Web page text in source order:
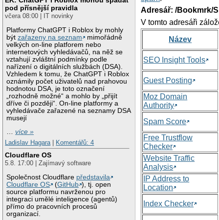
pod přísnější pravidla
včera 08:00 | IT novinky
Platformy ChatGPT i Roblox by mohly
býtzařazeny na seznam
mimořádně
velkých on-line platforem nebo
internetových vyhledávačů, na něž se
vztahují zvláštní podmínky podle
nařízení o digitálních službách (DSA).
Vzhledem k tomu, že ChatGPT i Roblox
oznámily počet uživatelů nad prahovou
hodnotou DSA, je toto označení
„rozhodně možné“ a mohlo by „přijít
dříve či později“. On-line platformy a
vyhledávače zařazené na seznamy DSA
musejí
…více »
Ladislav Hagara
Komentářů: 4
Cloudflare OS
5.8. 17:00 | Zajímavý software
Společnost Cloudflare představila
Cloudflare OS
(GitHub ), tj. open
source platformu navrženou pro
integraci umělé inteligence (agentů)
přímo do pracovních procesů
organizací.
Adresář: /Bookmrk/
V tomto adresáři
Název
SEO Insight Tools
Guest Posting
Moz Domain
Authority
Spam Score
Free Trustflow
Checker
Website Traffic
Analysis
IP Address to
Location
Index Checker